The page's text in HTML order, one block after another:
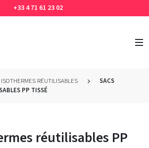
+33 4 71 61 23 02
ISOTHERMES RÉUTILISABLES
SACS
PP TISSÉ
réutilisables PP